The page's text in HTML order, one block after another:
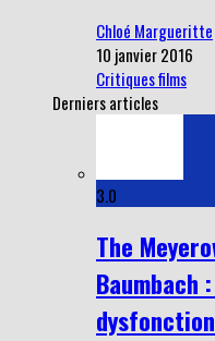
Chloé Margueritte
10 janvier 2016
Critiques films
Derniers articles
3.0
The
Baumbach